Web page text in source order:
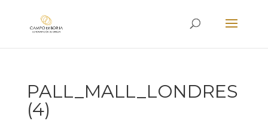
PALL_MALL_LONDRES
(4)